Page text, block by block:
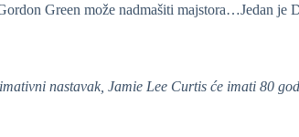
Green može nadmašiti majstora…Jedan je
nastavak, Jamie Lee Curtis će imati 80